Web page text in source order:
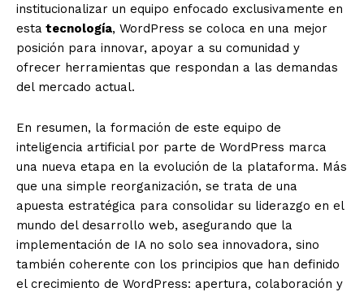
institucionalizar un equipo enfocado exclusivamente en
esta tecnología, WordPress se coloca en una mejor
posición para innovar, apoyar a su comunidad y
ofrecer herramientas que respondan a las demandas
del mercado actual.
En resumen, la formación de este equipo de
inteligencia artificial por parte de WordPress marca
una nueva etapa en la evolución de la plataforma. Más
que una simple reorganización, se trata de una
apuesta estratégica para consolidar su liderazgo en el
mundo del desarrollo web, asegurando que la
implementación de IA no solo sea innovadora, sino
también coherente con los principios que han definido
el crecimiento de WordPress: apertura, colaboración y